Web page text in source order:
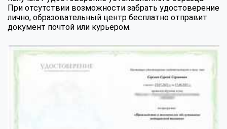
При отсутствии возможности забрать удостоверение
лично, образовательный центр бесплатно отправит
документ почтой или курьером.